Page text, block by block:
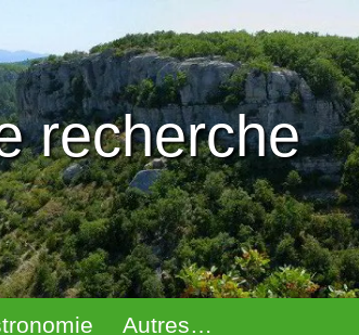
recherche
Autres…